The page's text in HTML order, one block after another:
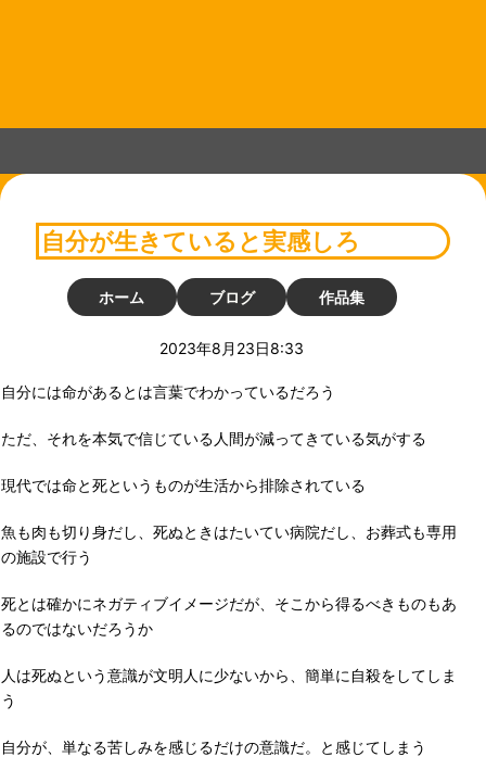
プ
自分が生きていると実感しろ
ホーム ブログ 作品集
2023年8月23日8:33
自分には命があるとは言葉でわかっているだろう
ただ、それを本気で信じている人間が減ってきている気がする
現代では命と死というものが生活から排除されている
魚も肉も切り身だし、死ぬときはたいてい病院だし、お葬式も専用
の施設で行う
死とは確かにネガティブイメージだが、そこから得るべきものもあ
るのではないだろうか
人は死ぬという意識が文明人に少ないから、簡単に自殺をしてしま
う
自分が、単なる苦しみを感じるだけの意識だ。と感じてしまう